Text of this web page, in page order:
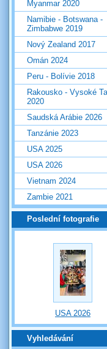
Myanmar 2020
Namibie - Botswana -
Zimbabwe 2019
Nový Zealand 2017
Omán 2024
Peru - Bolívie 2018
Rakousko - Vysoké
2020
Saudská Arábie 2026
Tanzánie 2023
USA 2025
USA 2026
Vietnam 2024
Zambie 2021
Poslední fotografie
USA 2026
Vyhledávání